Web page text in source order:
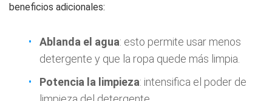
beneficios adicionales:
Ablanda el agua: esto permite usar menos
detergente y que la ropa quede más limpia.
Potencia la limpieza: intensifica el poder de